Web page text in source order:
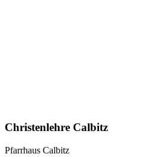
Christenlehre Calbitz
Pfarrhaus Calbitz